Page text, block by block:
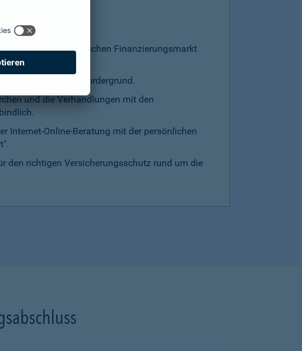
den gesamten deutschen Finanzierungsmarkt
Preis steht im Vordergrund.
und die Verhandlungen mit den
Internet-Online-Beratung mit der persönlichen
den richtigen Versicherungsschutz rund um die